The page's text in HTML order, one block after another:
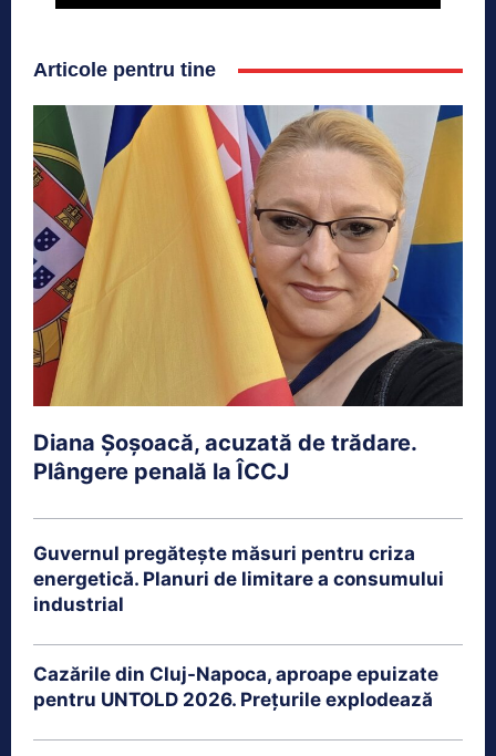
Articole pentru tine
Diana Șoșoacă, acuzată de trădare.
Plângere penală la ÎCCJ
Guvernul pregătește măsuri pentru criza
energetică. Planuri de limitare a consumului
industrial
Cazările din Cluj-Napoca, aproape epuizate
pentru UNTOLD 2026. Prețurile explodează